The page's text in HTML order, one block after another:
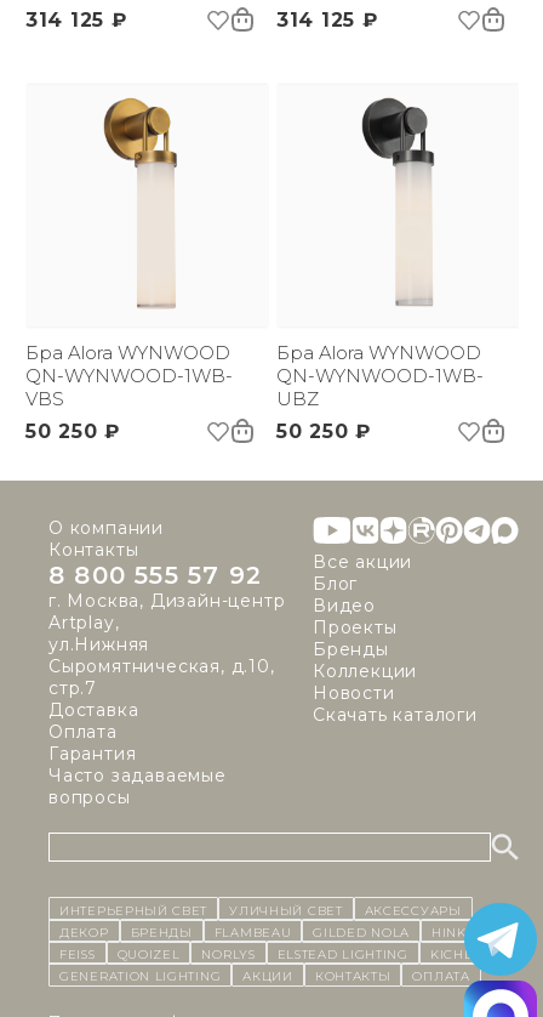
314 125 ₽
314 125 ₽
Бра Alora WYNWOOD
QN-WYNWOOD-1WB-
VBS
50 250 ₽
Бра Alora WYNWOOD
QN-WYNWOOD-1WB-
UBZ
50 250 ₽
О компании
Контакты
8 800 555 57 92
г. Москва, Дизайн-центр
Artplay,
ул.Нижняя
Сыромятническая, д.10,
стр.7
Доставка
Оплата
Гарантия
Часто задаваемые
вопросы
Все акции
Блог
Видео
Проекты
Бренды
Коллекции
Новости
Скачать каталоги
ИНТЕРЬЕРНЫЙ СВЕТ уличный СВЕТ
Аксессуары
декор
бренды Flambeau Gilded Nola
Hinkley
Feiss
Quoizel Norlys Elstead Lighting
Kichler
Generation Lighting
Акции контакты Оплата